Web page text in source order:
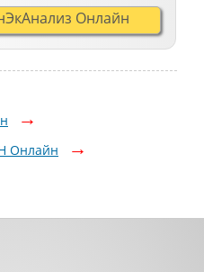
Онлайн
Онлайн